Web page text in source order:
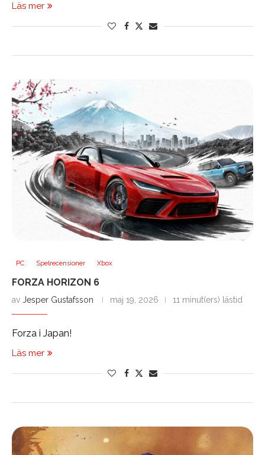
Läs mer
PC Spelrecensioner Xbox
FORZA HORIZON 6
av Jesper Gustafsson maj 19, 2026 11 minut(ers) lästid
Forza i Japan!
Läs mer